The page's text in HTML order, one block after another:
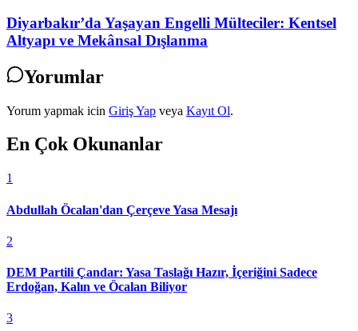
Diyarbakır’da Yaşayan Engelli Mülteciler: Kentsel
Altyapı ve Mekânsal Dışlanma
Yorumlar
Yorum yapmak icin Giriş Yap veya Kayıt Ol.
En Çok Okunanlar
1
Abdullah Öcalan'dan Çerçeve Yasa Mesajı
2
DEM Partili Çandar: Yasa Taslağı Hazır, İçeriğini Sadece
Erdoğan, Kalın ve Öcalan Biliyor
3